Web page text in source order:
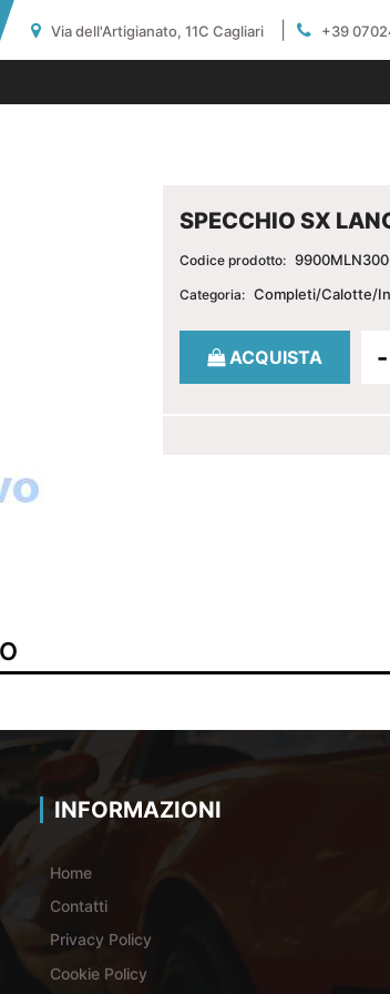
Via dell'Artigianato, 11C Cagliari +39
SPECCHIO SX
Codice prodotto:
Categoria: Completi/Calotte/
Quantità
ACQUISTA
INFORMAZIONI
Home
Contatti
Privacy Policy
Cookie Policy